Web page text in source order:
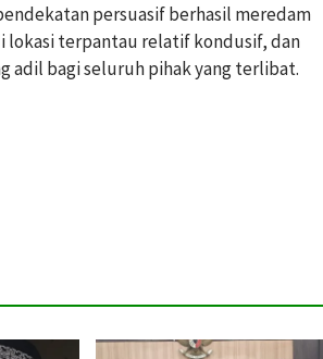
persuasif berhasil meredam
lokasi terpantau relatif kondusif, dan
adil bagi seluruh pihak yang terlibat.